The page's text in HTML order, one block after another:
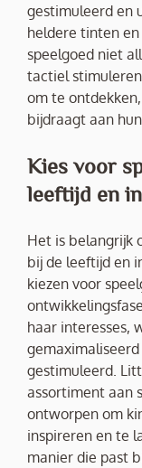
gestimuleerd en
heldere tinten
speelgoed niet
tactiel
om te
bijdraagt aan
Kies voor
leeftijd en
Het is belangrijk
bij de leeftijd en
kiezen voor
haar interesses,
gestimuleerd.
assortiment aan
ontworpen om
inspireren en te
manier die past